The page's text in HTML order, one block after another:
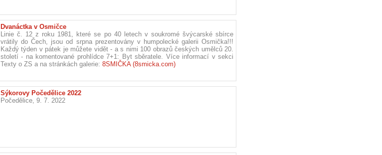
Dvanáctka v Osmičce
Linie č. 12 z roku 1981, které se po 40 letech v soukromé švýcarské sbírce
vrátily do Čech, jsou od srpna prezentovány v humpolecké galerii Osmička!!!
Každý týden v pátek je můžete vidět - a s nimi 100 obrazů českých umělců 20.
století - na komentované prohlídce 7+1: Byt sběratele. Více informací v sekci
Texty o ZS a na stránkách galerie: 8SMIČKA (8smicka.com)
Sýkorovy Počedělice 2022
Počedělice, 9. 7. 2022